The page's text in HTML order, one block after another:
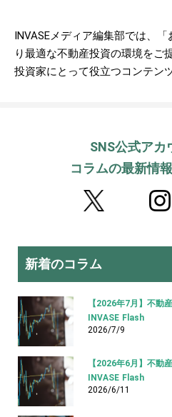
INVASEメディア編集部では、
り最適な不動産投資の環境をご
投資家にとって役立つコンテン
SNS公式アカ
コラムの最新情
新着のコラム
【2026年7月】不動
INVASE Flash
2026/7/9
【2026年6月】不動
INVASE Flash
2026/6/11